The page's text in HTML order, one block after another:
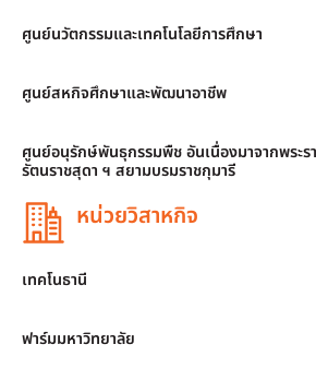
ศูนย์นวัตกรรมและเทคโนโลยีการศึกษา
ศูนย์สหกิจศึกษาและพัฒนาอาชีพ
ศูนย์อนุรักษ์พันธุกรรมพืช อันเนื่องมาจากพระร
รัตนราชสุดา ฯ สยามบรมราชกุมารี
หน่วยวิสาหกิจ
เทคโนธานี
ฟาร์มมหาวิทยาลัย